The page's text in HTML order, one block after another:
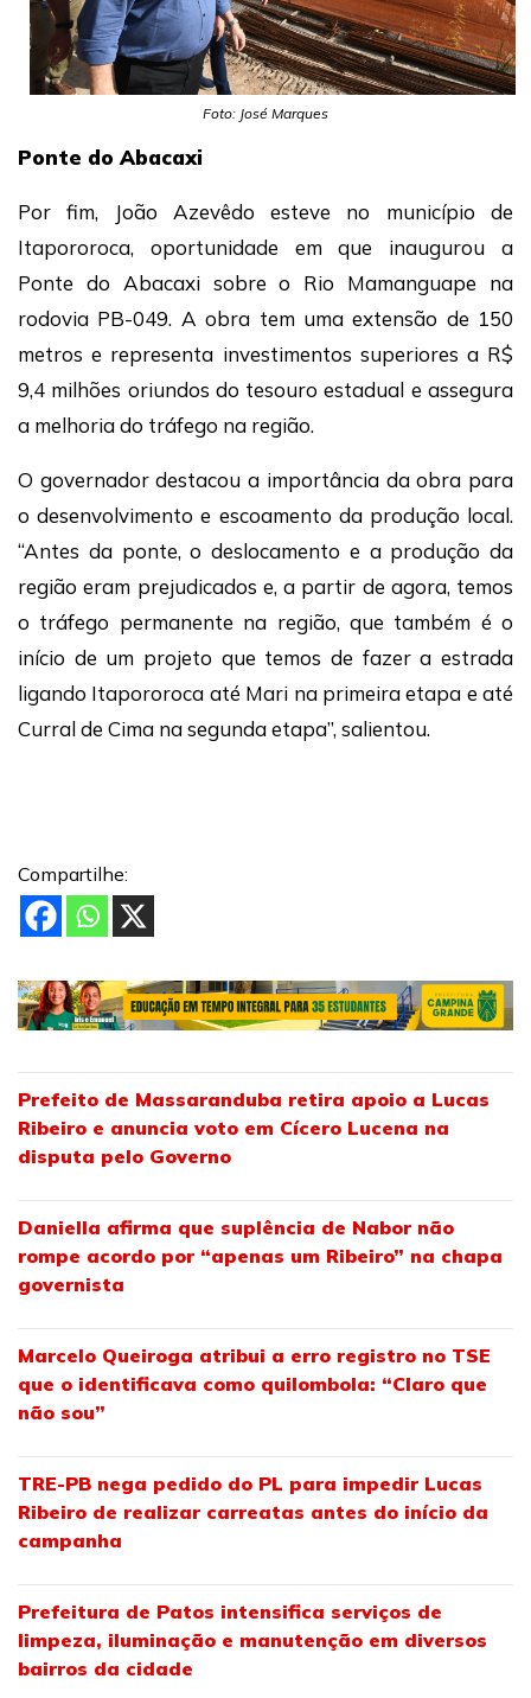
Foto: José Marques
Ponte do Abacaxi
Por fim, João Azevêdo esteve no município de
Itapororoca, oportunidade em que inaugurou a
Ponte do Abacaxi sobre o Rio Mamanguape na
rodovia PB-049. A obra tem uma extensão de 150
metros e representa investimentos superiores a R$
9,4 milhões oriundos do tesouro estadual e assegura
a melhoria do tráfego na região.
O governador destacou a importância da obra para
o desenvolvimento e escoamento da produção local.
“Antes da ponte, o deslocamento e a produção da
região eram prejudicados e, a partir de agora, temos
o tráfego permanente na região, que também é o
início de um projeto que temos de fazer a estrada
ligando Itapororoca até Mari na primeira etapa e até
Curral de Cima na segunda etapa”, salientou.
Compartilhe:
Prefeito de Massaranduba retira apoio a Lucas
Ribeiro e anuncia voto em Cícero Lucena na
disputa pelo Governo
Daniella afirma que suplência de Nabor não
rompe acordo por “apenas um Ribeiro” na chapa
governista
Marcelo Queiroga atribui a erro registro no TSE
que o identificava como quilombola: “Claro que
não sou”
TRE-PB nega pedido do PL para impedir Lucas
Ribeiro de realizar carreatas antes do início da
campanha
Prefeitura de Patos intensifica serviços de
limpeza, iluminação e manutenção em diversos
bairros da cidade